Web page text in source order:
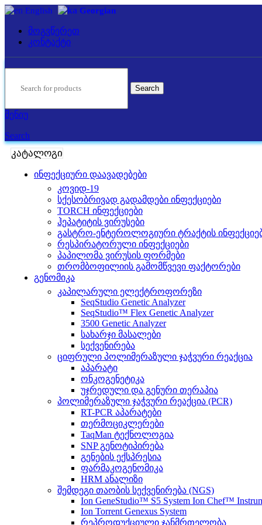
English Georgian
მოგვწერეთ
კონტაქტი
Search
მენიუ
Search
კატალოგი
ინფექციური დაავადებები
კოვიდ-19
სქესობრივად გადამდები ინფექციები
TORCH ინფექციები
ჰეპატიტის ვირუსები
გასტრო-ენტეროლოგიური ტრაქტის
რესპირატორული ინფექციები
პაპილომა ვირუსის ფორმები
თრომბოფილიის გამომწვევი ფაქტორები
გენომიკა
კაპილარული ელექტროფორეზი
SeqStudio Genetic Analyzer
SeqStudio™ Flex Genetic Analyzer
3500 Genetic Analyzer
სახარჯი მასალები
სექვენირება
ციფრული პოლიმერაზული ჯაჭვური რეაქცია
აპარატი
ონკოგენეტიკა
უჯრედული და გენური თერაპია
პოლიმერაზული ჯაჭვური რეაქცია (PCR)
RT-PCR აპარატები
თერმოციკლერები
TaqMan ტექნოლოგია
SNP გენოტიპირება
გენების ექსპრესია
ფარმაკოგენომიკა
HRM ანალიზი
შემდეგი თაობის სექვენირება (NGS)
Ion GeneStudio™ S5 System Ion Chef™
Ion Torrent Genexus System
რეპროდუქციული ჯანმრთელობა